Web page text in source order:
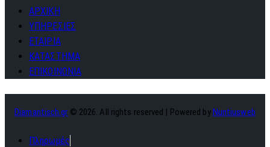
ΑΡΧΙΚΗ
ΥΠΗΡΕΣΙΕΣ
ΕΤΑΙΡΙΑ
ΚΑΤΑΣΤΗΜΑ
ΕΠΙΚΟΙΝΩΝΙΑ
Diamantisch.gr © 2026. All rights reserved | Powered by Nuntiusweb
Πληρωμές